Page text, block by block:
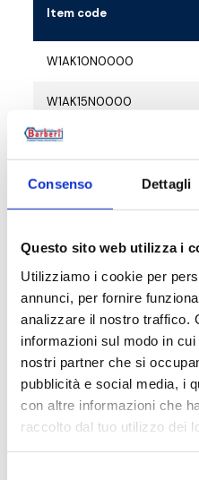
Consenso Dettagli
Questo sito web utilizza i
Utilizziamo i cookie per
annunci, per fornire
analizzare il nostro traffico.
informazioni sul modo in
nostri partner che si
pubblicità e social media, i
con altre informazioni che
raccolto dal tuo utilizzo dei
Item code
W1AK10N0000
W1AK15N0000
W1AK10N0P00
W1AK15N0P00
Description
Documentation
Alternative